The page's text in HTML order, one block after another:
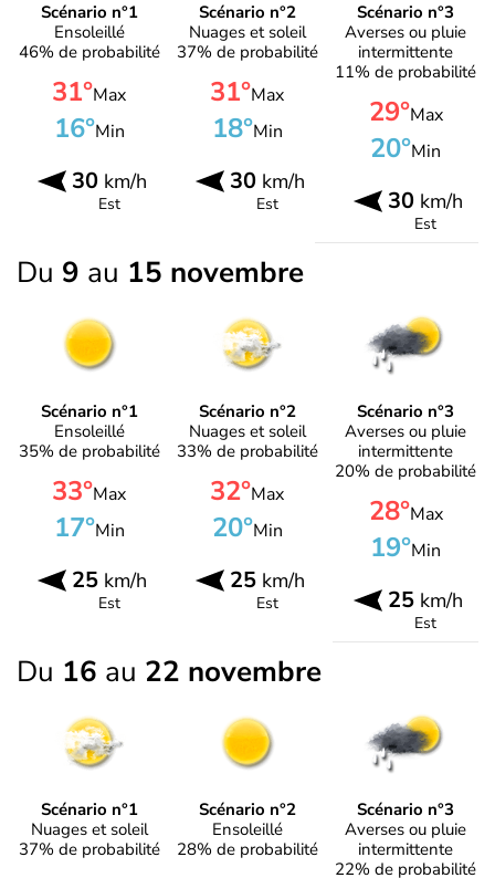
Scénario n°1
Ensoleillé
46% de probabilité
31°Max
16°Min
30km/h
Est
Scénario n°2
Nuages et soleil
37% de probabilité
31°Max
18°Min
30km/h
Est
Scénario n°3
Averses ou pluie
intermittente
11% de probabilité
29°Max
20°Min
30 km/h
Est
Du 9 au 15 novembre
Scénario n°1
Ensoleillé
35% de probabilité
33°Max
17°Min
25km/h
Est
Scénario n°2
Nuages et soleil
33% de probabilité
32°Max
20°Min
25km/h
Est
Scénario n°3
Averses ou pluie
intermittente
20% de probabilité
28°Max
19°Min
25 km/h
Est
Du 16 au 22 novembre
Scénario n°1
Nuages et soleil
37% de probabilité
Scénario n°2
Ensoleillé
28% de probabilité
Scénario n°3
Averses ou pluie
intermittente
22% de probabilité